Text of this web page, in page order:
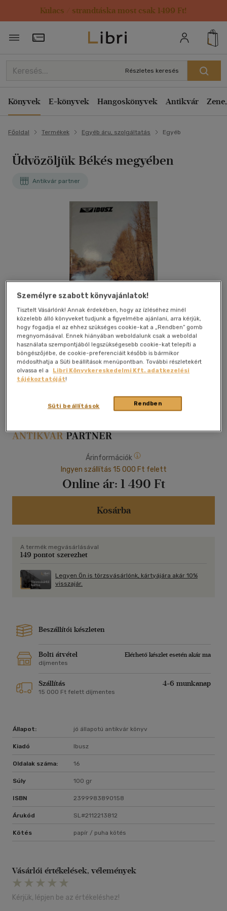
Kulacs / strandtáska most csak 1499 Ft!
Törzsvásárlói Kártya adatai
Részletes keresés
Könyvek E-könyvek Hangoskönyvek Antikvár
Főoldal Termékek Egyéb áru, szolgáltatás Egyéb
Üdvözöljük Békés megyében
Antikvár partner
Kívánságlistához adom Megosztom
16 oldal
Árinformációk
Ingyen szállítás 15 000 Ft felett
Online ár: 1 490 Ft
Kosárba
A termék megvásárlásával
149 pontot szerezhet
Legyen Ön is törzsvásárlónk, kártyájára akár 10%
visszajár.
Beszállítói készleten
Bolti átvétel
Elérhető készlet esetén akár ma
díjmentes
Szállítás 4-6 munkanap
15 000 Ft felett díjmentes
Állapot: jó állapotú antikvár könyv
Kiadó Ibusz
Oldalak száma: 16
Súly 100 gr
ISBN 2399983890158
Árukód SL#2112213812
Kötés papír / puha kötés
Vásárlói értékelések, vélemények
Kérjük, lépjen be az értékeléshez!
Személyre szabott könyvajánlatok!
Tisztelt Vásárlónk! Annak érdekében, hogy az ízléséhez minél
közelebb álló könyveket tudjunk a figyelmébe ajánlani, arra kérjük,
hogy fogadja el az ehhez szükséges cookie-kat a „Rendben” gomb
megnyomásával. Ennek hiányában weboldalunk csak a weboldal
használata szempontjából legszükségesebb cookie-kat telepíti a
böngészőjébe, de cookie-preferenciáit később is bármikor
módosíthatja a Süti beállítások menüpontban. További részletekért
olvassa el a
Libri Könyvkereskedelmi Kft. adatkezelési
tájékoztatóját!
Rendben
Süti beállítások